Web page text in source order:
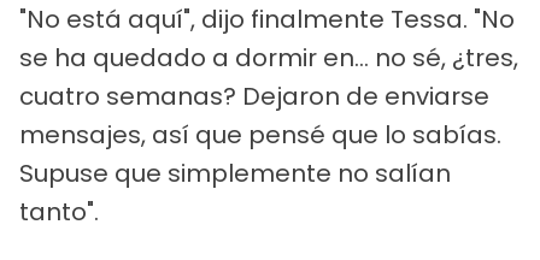
"No está aquí", dijo finalmente Tessa. "No
se ha quedado a dormir en... no sé, ¿tres,
cuatro semanas? Dejaron de enviarse
mensajes, así que pensé que lo sabías.
Supuse que simplemente no salían
tanto".